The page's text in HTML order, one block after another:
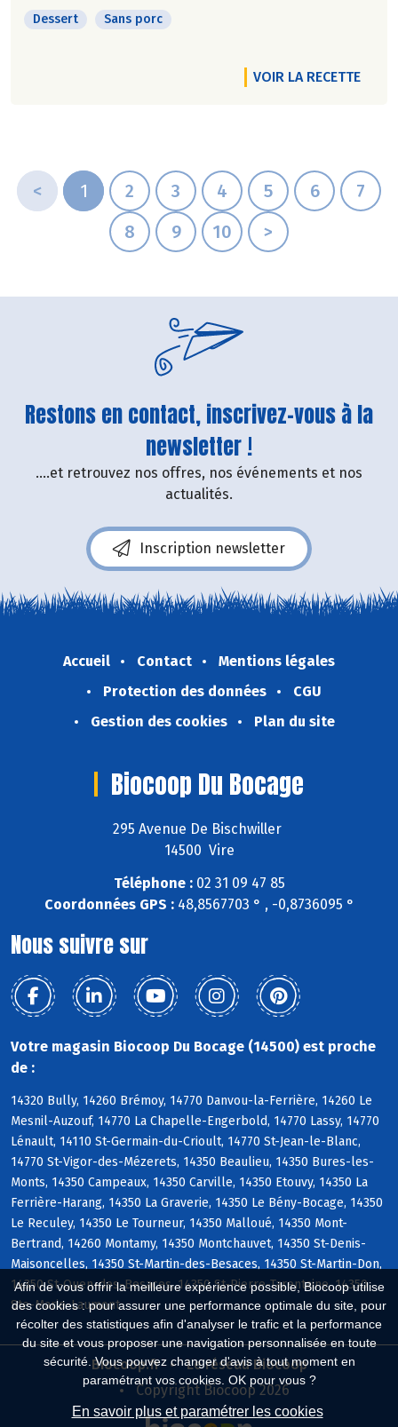
Afin de vous offrir la meilleure expérience possible, Biocoop utilise
des cookies : pour assurer une performance optimale du site, pour
récolter des statistiques afin d'analyser le trafic et la performance
du site et vous proposer une navigation personnalisée en toute
sécurité. Vous pouvez changer d'avis à tout moment en
paramétrant vos cookies. OK pour vous ?
En savoir plus et paramétrer les cookies
Dessert Sans porc
VOIR LA RECETTE
< 1 2 3 4 5 6
7
8
9 10 >
Restons en contact, inscrivez-vous à la
newsletter !
....et retrouvez nos offres, nos événements et nos
actualités.
Inscription newsletter
Accueil Contact
Mentions légales
Protection des données
CGU
Gestion des cookies
Plan du site
Biocoop Du Bocage
295 Avenue De Bischwiller
14500 Vire
Téléphone :02 31 09 47 85
Coordonnées GPS :48,8567703 ° , -0,8736095 °
Nous suivre sur
Votre magasin Biocoop Du Bocage (14500) est proche
de :
14320 Bully, 14260 Brémoy, 14770 Danvou-la-Ferrière, 14260 Le
Mesnil-Auzouf, 14770 La Chapelle-Engerbold, 14770 Lassy, 14770
Lénault, 14110 St-Germain-du-Crioult, 14770 St-Jean-le-Blanc,
14770 St-Vigor-des-Mézerets, 14350 Beaulieu, 14350 Bures-les-
Monts, 14350 Campeaux, 14350 Carville, 14350 Etouvy, 14350 La
Ferrière-Harang, 14350 La Graverie, 14350 Le Bény-Bocage, 14350
Le Reculey, 14350 Le Tourneur, 14350 Malloué, 14350 Mont-
Bertrand, 14260 Montamy, 14350 Montchauvet, 14350 St-Denis-
Maisoncelles, 14350 St-Martin-des-Besaces, 14350 St-Martin-Don,
14350 St-Ouen-des-Besaces, 14350 St-Pierre-Tarentaine, 14350
Ste-Marie-Laumont
Biocoop.fr
Le réseau Biocoop
Copyright Biocoop 2026